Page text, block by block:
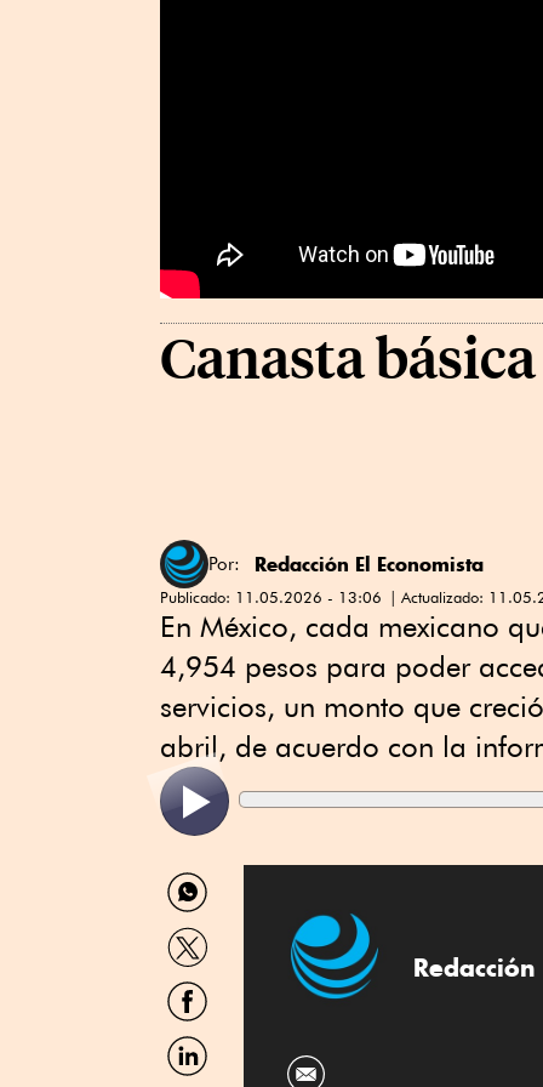
Canasta
Por: Redacción El Economista
Publicado: 11.05.2026 - 13:06 Actualizado:
En México, cada mexicano
4,954 pesos para poder
servicios, un monto que
abril, de acuerdo con la
Compartir
por
WhatsApp
Compartir
por
Twitter
Compartir
por
Facebook
Compartir
por